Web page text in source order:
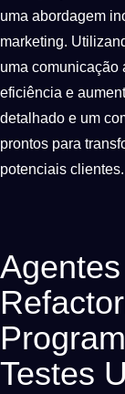
uma abordagem
marketing.
uma comunicação
eficiência e
detalhado e um
prontos para
potenciais clientes.
Testes